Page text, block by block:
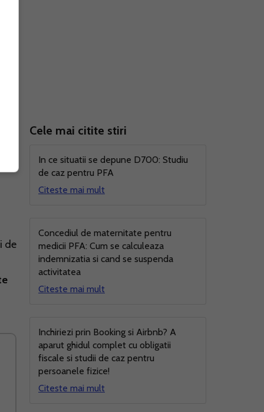
de
Cele mai citite stiri
In ce situatii se depune D700: Studiu
de caz pentru PFA
Citeste mai mult
Concediul de maternitate pentru
medicii PFA: Cum se calculeaza
indemnizatia si cand se suspenda
activitatea
Citeste mai mult
Inchiriezi prin Booking si Airbnb? A
aparut ghidul complet cu obligatii
fiscale si studii de caz pentru
persoanele fizice!
Citeste mai mult